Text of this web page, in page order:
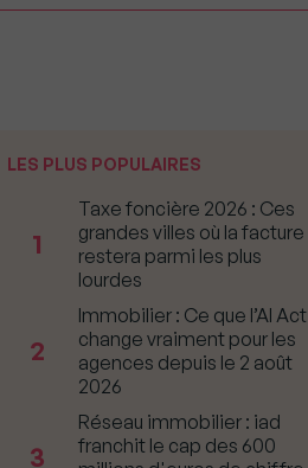
LES PLUS POPULAIRES
1
Taxe foncière 2026 : Ces
grandes villes où la facture
restera parmi les plus
lourdes
2
Immobilier : Ce que l’AI Act
change vraiment pour les
agences depuis le 2 août
2026
3
Réseau immobilier : iad
franchit le cap des 600